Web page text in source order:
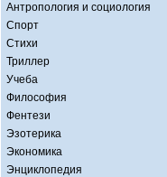
Антропология и социология
Спорт
Стихи
Триллер
Учеба
Философия
Фентези
Эзотерика
Экономика
Энциклопедия